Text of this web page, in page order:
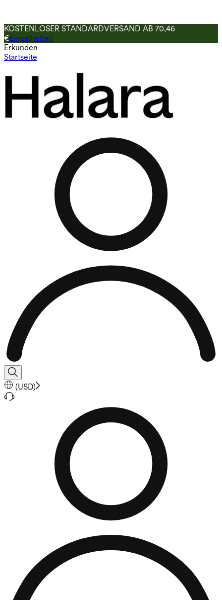
KOSTENLOSER STANDARDVERSAND AB 70,46
€Einzelheiten
Erkunden
Startseite
(USD)